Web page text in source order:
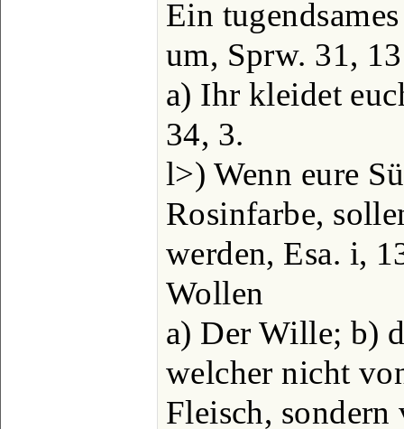
Ein
um, Sprw. 31,
a) Ihr kleidet
34, 3.
l>) Wenn eure
Rosinfarbe,
werden, Esa. i,
Wollen
a) Der Wille; b)
welcher nicht
Fleisch, sondern